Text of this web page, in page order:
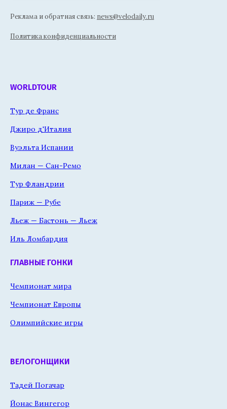
Реклама и обратная связь: news@velodaily.ru
Политика конфиденциальности
WORLDTOUR
Тур де Франс
Джиро д'Италия
Вуэльта Испании
Милан — Сан-Ремо
Тур Фландрии
Париж — Рубе
Льеж — Бастонь — Льеж
Иль Ломбардия
ГЛАВНЫЕ ГОНКИ
Чемпионат мира
Чемпионат Европы
Олимпийские игры
ВЕЛОГОНЩИКИ
Тадей Погачар
Йонас Вингегор